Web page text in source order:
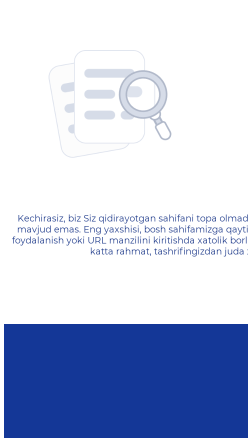
404 — Страница не
Kechirasiz, biz Siz qidirayotgan sahifani topa
mavjud emas. Eng yaxshisi, bosh sahifamizga
foydalanish yoki URL manzilini kiritishda xatolik
katta rahmat, tashrifingizdan juda